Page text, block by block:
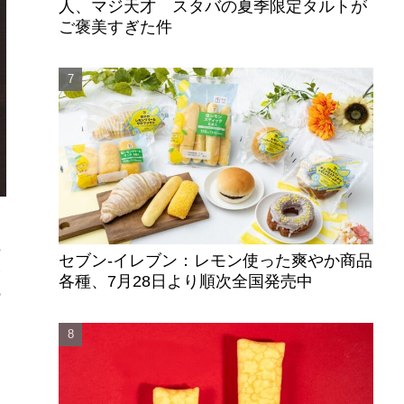
人、マジ天才 スタバの夏季限定タルトが
ご褒美すぎた件
セブン‐イレブン：レモン使った爽やか商品
各種、7月28日より順次全国発売中